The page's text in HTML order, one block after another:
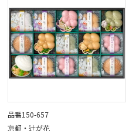
品番150-657
京都・辻が花